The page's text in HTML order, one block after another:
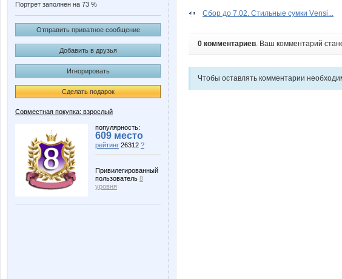
Портрет заполнен на 73 %
Отправить приватное сообщение
Добавить в друзья
Игнорировать
Сделать подарок
Совместная покупка: взрослый
популярность:
609 место
рейтинг 26312 ?
Привилегированный
пользователь 8
уровня
Сбор до 7.02. Стильные сумки Vеnsi...
0 комментариев. Ваш комментарий
Чтобы оставлять комментарии